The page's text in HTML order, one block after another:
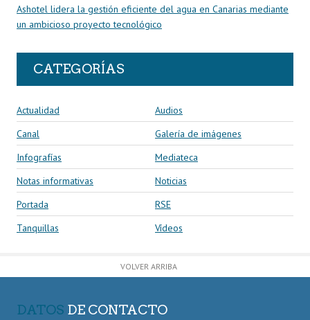
Ashotel lidera la gestión eficiente del agua en Canarias mediante
un ambicioso proyecto tecnológico
CATEGORÍAS
Actualidad
Audios
Canal
Galería de imágenes
Infografías
Mediateca
Notas informativas
Noticias
Portada
RSE
Tanquillas
Vídeos
VOLVER ARRIBA
DATOS DE CONTACTO